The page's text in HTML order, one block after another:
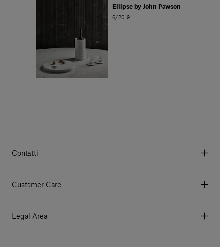
Ellipse by John Pawson
6/2019
Contatti
Tel. +39 0584 769200 - P.IVA 01748630462
© 2026 Salvatori
Customer Care
I miei ordini
Legal Area